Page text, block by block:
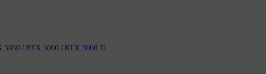
/ RTX 5060 / RTX 5060 Ti